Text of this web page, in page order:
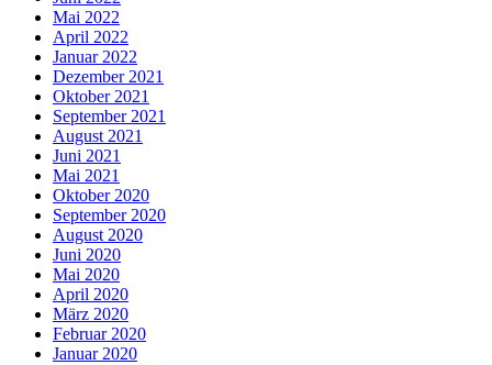
Mai 2022
April 2022
Januar 2022
Dezember 2021
Oktober 2021
September 2021
August 2021
Juni 2021
Mai 2021
Oktober 2020
September 2020
August 2020
Juni 2020
Mai 2020
April 2020
März 2020
Februar 2020
Januar 2020